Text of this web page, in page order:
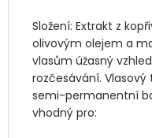
Složení: Extrakt z
olivovým olejem a
vlasům úžasný
rozčesávání.
semi-permanentní
vhodný pro: